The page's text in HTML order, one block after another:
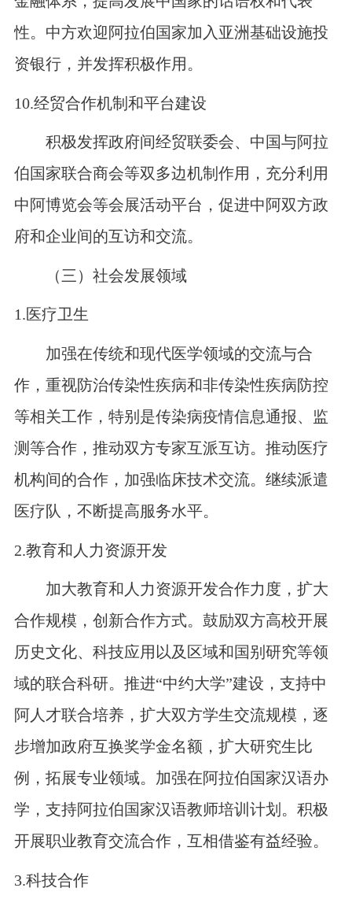
性。中方欢迎阿拉伯国家加入亚洲基础设施投
资银行，并发挥积极作用。
10.经贸合作机制和平台建设
积极发挥政府间经贸联委会、中国与阿拉
伯国家联合商会等双多边机制作用，充分利用
中阿博览会等会展活动平台，促进中阿双方政
府和企业间的互访和交流。
（三）社会发展领域
1.医疗卫生
加强在传统和现代医学领域的交流与合
作，重视防治传染性疾病和非传染性疾病防控
等相关工作，特别是传染病疫情信息通报、监
测等合作，推动双方专家互派互访。推动医疗
机构间的合作，加强临床技术交流。继续派遣
医疗队，不断提高服务水平。
2.教育和人力资源开发
加大教育和人力资源开发合作力度，扩大
合作规模，创新合作方式。鼓励双方高校开展
历史文化、科技应用以及区域和国别研究等领
域的联合科研。推进“中约大学”建设，支持中
阿人才联合培养，扩大双方学生交流规模，逐
步增加政府互换奖学金名额，扩大研究生比
例，拓展专业领域。加强在阿拉伯国家汉语办
学，支持阿拉伯国家汉语教师培训计划。积极
开展职业教育交流合作，互相借鉴有益经验。
3.科技合作